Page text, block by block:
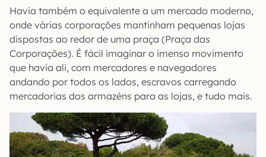
Havia também o equivalente a um mercado moderno,
onde várias corporações mantinham pequenas lojas
dispostas ao redor de uma praça (Praça das
Corporações). É fácil imaginar o imenso movimento
que havia ali, com mercadores e navegadores
andando por todos os lados, escravos carregando
mercadorias dos armazéns para as lojas, e tudo mais.